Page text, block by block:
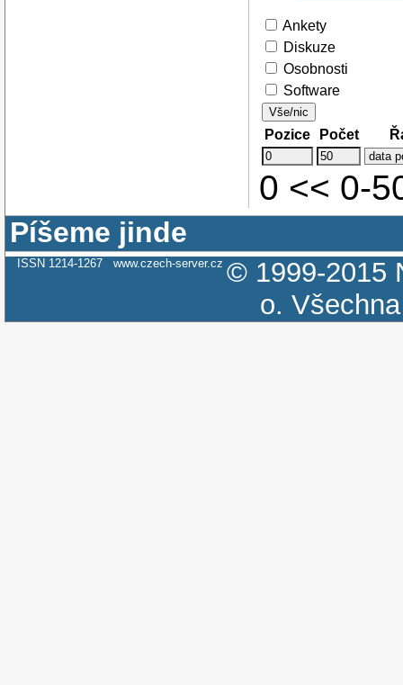
Ankety
Diskuze
Osobnosti
Software
Vše/nic
Pozice Počet
0 << 0-
Píšeme jinde
ISSN 1214-1267 www.czech-server.cz © 1999-2015
o.